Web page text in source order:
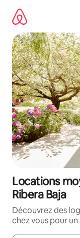
directement
contenu
Locations
Ribera Baja
Découvrez des
chez vous pour